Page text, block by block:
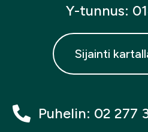
Y-tunnus:
Sijainti
Puhelin: 02 277